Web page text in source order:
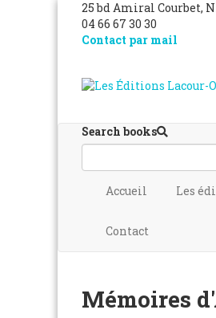
25 bd Amiral Courbet,
04 66 67 30 30
Contact par mail
Search books
Accueil Les
Contact
Mémoires